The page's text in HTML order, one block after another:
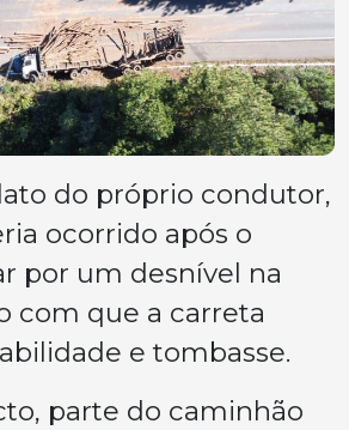
do próprio condutor,
ocorrido após o
por um desnível na
com que a carreta
e tombasse.
parte do caminhão